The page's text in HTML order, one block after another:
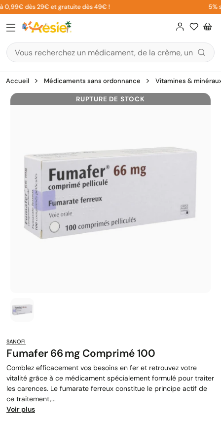
Aller
au
contenu
dès 29€ et gratuite dès 49€ ! 5%
Accueil Médicaments sans ordonnance Vitamines &
RUPTURE DE STOCK
SANOFI
Fumafer 66 Mg Comprimé 100
Comblez efficacement vos besoins en fer et retrouvez votre
vitalité grâce à ce médicament spécialement formulé pour traiter
les carences. Le fumarate ferreux constitue le principe actif de
ce traitement,...
Voir plus